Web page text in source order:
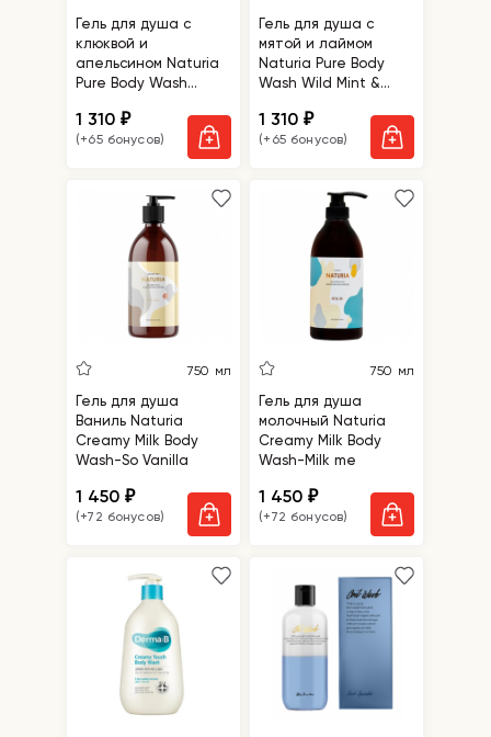
Гель для душа с
клюквой и
апельсином Naturia
Pure Body Wash
1 310₽
(+65 бонусов)
Гель для душа с
мятой и лаймом
Naturia Pure Body
Wash Wild Mint &
1 310₽
(+65 бонусов)
750 мл
Гель для душа
Ваниль Naturia
Creamy Milk Body
Wash-So Vanilla
1 450₽
(+72 бонусов)
750 мл
Гель для душа
молочный Naturia
Creamy Milk Body
Wash-Milk me
1 450₽
(+72 бонусов)